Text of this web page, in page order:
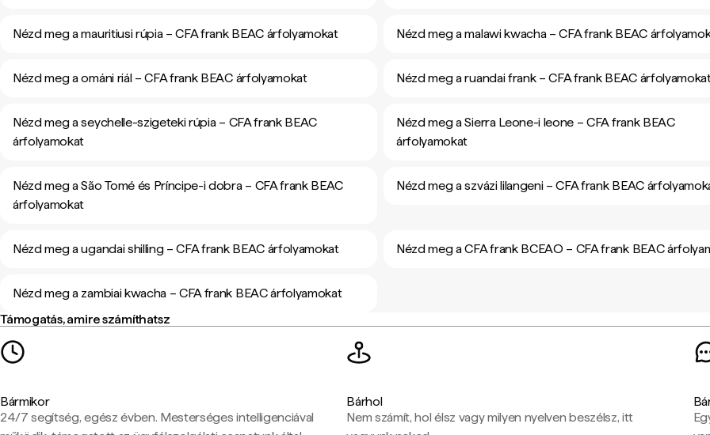
Nézd meg a mauritiusi rúpia – CFA frank BEAC árfolyamokat Nézd meg a malawi kwacha – CFA frank BEAC
Nézd meg a ománi riál – CFA frank BEAC árfolyamokat Nézd meg a ruandai frank – CFA frank BEAC
Nézd meg a seychelle-szigeteki rúpia – CFA frank BEAC
árfolyamokat
Nézd meg a Sierra Leone-i leone – CFA frank BEAC
árfolyamokat
Nézd meg a São Tomé és Príncipe-i dobra – CFA frank BEAC
árfolyamokat
Nézd meg a szvázi lilangeni – CFA frank BEAC
Nézd meg a ugandai shilling – CFA frank BEAC árfolyamokat Nézd meg a CFA frank BCEAO – CFA frank BEAC
Nézd meg a zambiai kwacha – CFA frank BEAC árfolyamokat
Támogatás, amire számíthatsz
Bármikor
24/7 segítség, egész évben. Mesterséges intelligenciával
Bárhol
Nem számít, hol élsz vagy milyen nyelven beszélsz, itt